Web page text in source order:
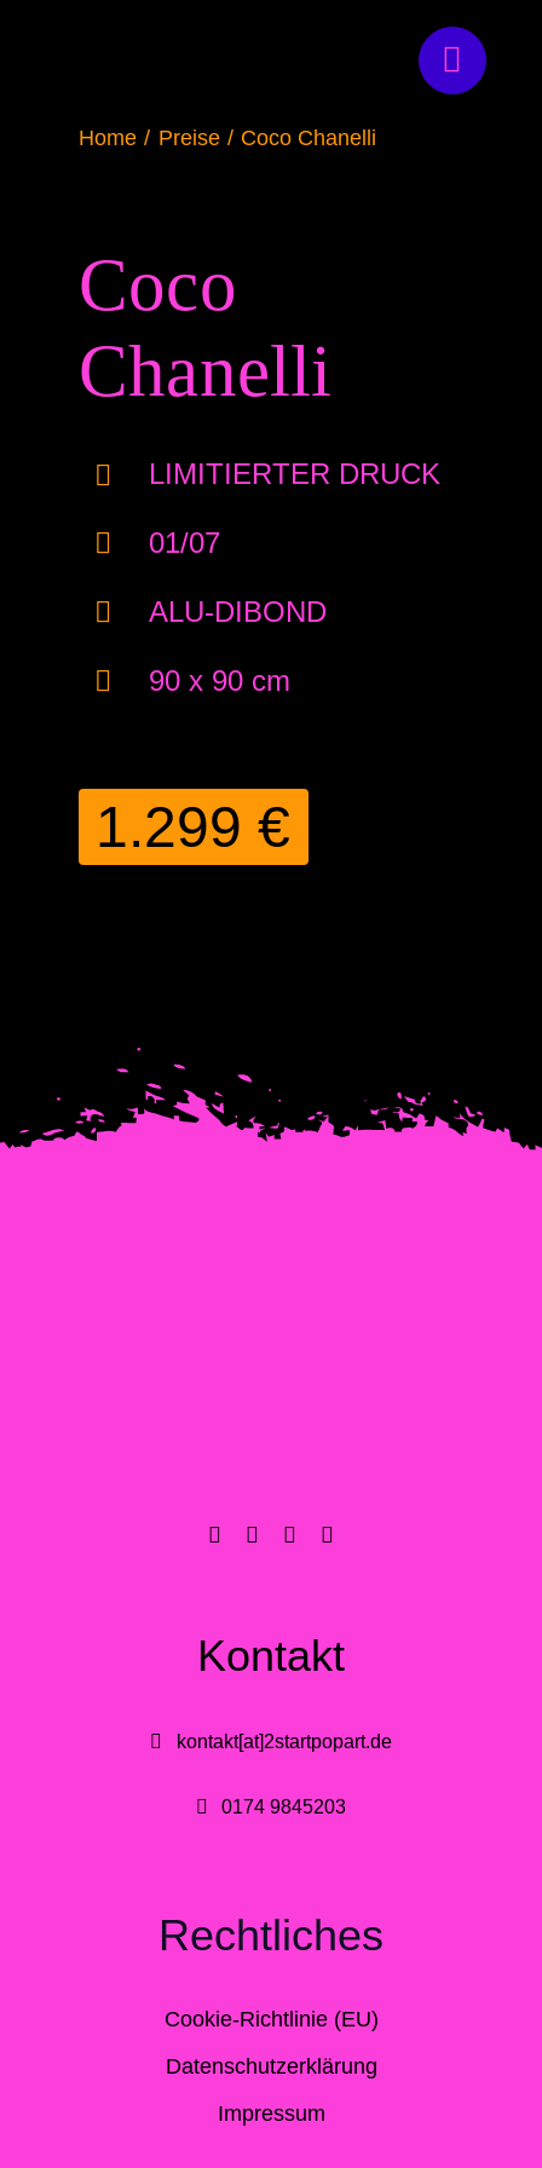
Home
Preise Coco Chanelli
Coco
Chanelli
LIMITIERTER DRUCK
01/07
ALU-DIBOND
90 x 90 cm
1.299 €
Rechtliches
Cookie-Richtlinie (EU)
Datenschutzerklärung
Impressum
Kontakt
kontakt[at]2startpopart.de
0174 9845203